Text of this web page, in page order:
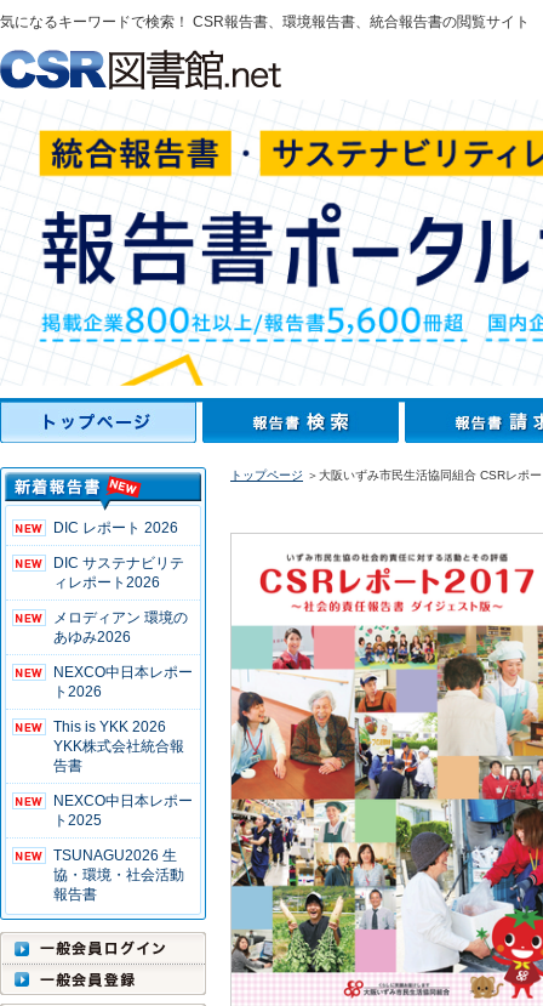
気になるキーワードで検索！ CSR報告書、環境報告書、統合報告書の閲覧サイト
DIC レポート 2026
DIC サステナビリテ
ィレポート2026
メロディアン 環境の
あゆみ2026
NEXCO中日本レポー
ト2026
This is YKK 2026
YKK株式会社統合報
告書
NEXCO中日本レポー
ト2025
TSUNAGU2026 生
協・環境・社会活動
報告書
トップページ ＞大阪いずみ市民生活協同組合 CSRレポ